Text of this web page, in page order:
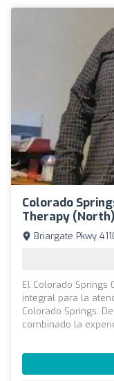
Colorado
Therapy (North)
Briargate Pkwy
El Colorado Springs
integral para la
Colorado Springs.
combinado la